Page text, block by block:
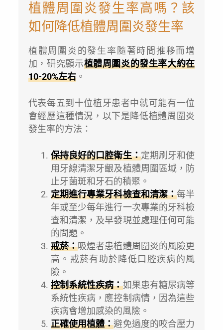
植體周圍炎發生率高嗎？該
如何降低植體周圍炎發生率
植體周圍炎的發生率隨著時間推移而增
加，研究顯示植體周圍炎的發生率大約在
10-20%左右。
代表每五到十位植牙患者中就可能有一位
會經歷這種情況，以下是降低植體周圍炎
發生率的方法：
保持良好的口腔衛生：定期刷牙和使
用牙線清潔牙齦及植體周圍區域，防
止牙菌斑和牙石的積聚。
定期進行專業牙科檢查和清潔：每半
年或至少每年進行一次專業的牙科檢
查和清潔，及早發現並處理任何可能
的問題。
戒菸：吸煙者患植體周圍炎的風險更
高。戒菸有助於降低口腔疾病的風
險。
控制系統性疾病：如果患有糖尿病等
系統性疾病，應控制病情，因為這些
疾病會增加感染的風險。
正確使用植體：避免過度的咬合壓力